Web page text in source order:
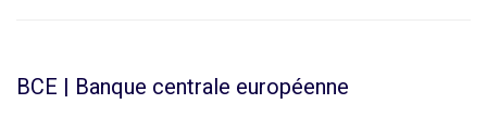
BCE | Banque centrale européenne